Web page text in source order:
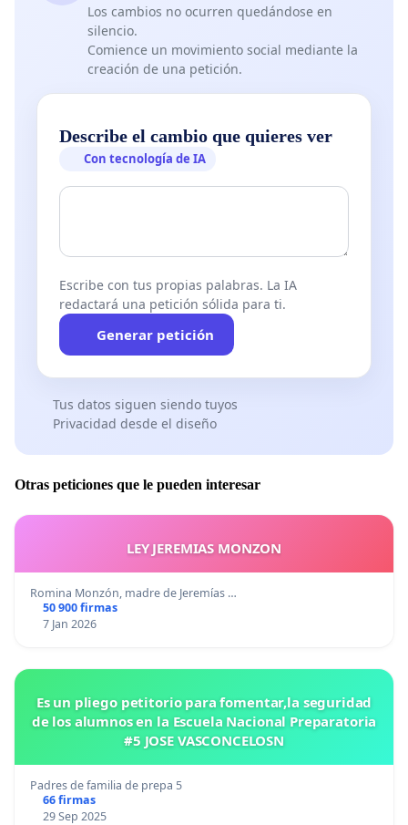
Los cambios no ocurren quedándose en
silencio.
Comience un movimiento social mediante la
creación de una petición.
Describe el cambio que quieres ver
Con tecnología de IA
Escribe con tus propias palabras. La IA
redactará una petición sólida para ti.
Generar petición
Tus datos siguen siendo tuyos
Privacidad desde el diseño
Otras peticiones que le pueden interesar
LEY JEREMIAS MONZON
Romina Monzón, madre de Jeremías …
50 900 firmas
7 Jan 2026
Es un pliego petitorio para fomentar,la seguridad
de los alumnos en la Escuela Nacional Preparatoria
#5 JOSE VASCONCELOSN
Padres de familia de prepa 5
66 firmas
29 Sep 2025